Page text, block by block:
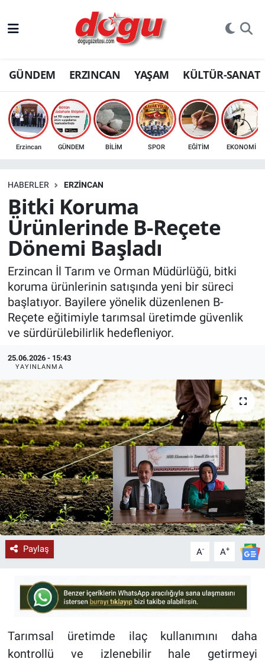
GÜNDEM ERZINCAN YAŞAM KÜLTÜR-SANAT
Erzincan GÜNDEM BİLİM SPOR EĞİTİM EKONOMİ
HABERLER ERZINCAN
Bitki Koruma
Ürünlerinde B-Reçete
Dönemi Başladı
Erzincan İl Tarım ve Orman Müdürlüğü, bitki
koruma ürünlerinin satışında yeni bir süreci
başlatıyor. Bayilere yönelik düzenlenen B-
Reçete eğitimiyle tarımsal üretimde güvenlik
ve sürdürülebilirlik hedefleniyor.
25.06.2026 - 15:43
YAYINLANMA
Paylaş A- A+
Tarımsal üretimde ilaç kullanımını daha
kontrollü ve izlenebilir hale getirmeyi
ERZINCAN
GÜNDEM
ERZİNCAN FOTOĞRAFLARI
SAĞLIK
EKONOMİ
Bilim, teknoloji
GENEL
KÜLTÜR-SANAT
Yerel Haber
SPOR
YAŞAM
RESMİ İLAN